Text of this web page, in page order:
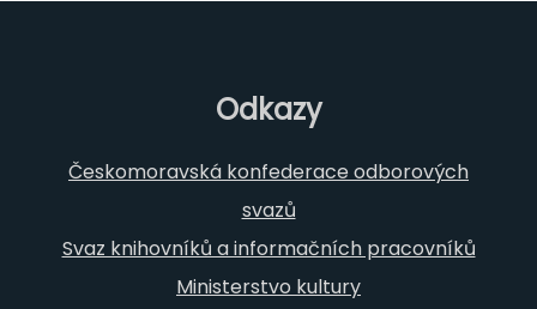
Odkazy
Českomoravská konfederace odborových
svazů
Svaz knihovníků a informačních pracovníků
Ministerstvo kultury